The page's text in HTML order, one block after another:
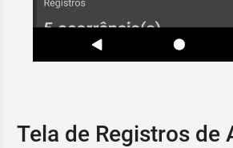
Tela de Registros de